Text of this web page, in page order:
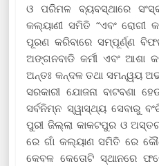
ଓ ପରିମଳ ବ୍ୟବସ୍ଥାରେ
କଲ୍ୟାଣୀ ସମିତି “ଏବଂ ରୋଗୀ
ପୂରଣ କରିବାରେ ସମ୍ପୂର୍ଣ୍ଣ
ଅଙ୍ଗନବାଡି କର୍ମୀ ଏବଂ ଆଶା
ଅନ୍ତଃ କନ୍ଦଳ ତଥା ସମନ୍ୱୟ
ସରକାରୀ ଯୋଜନା ବାଟବଣା
ସର୍ବନିମ୍ନ ସ୍ୱାସ୍ଥ୍ୟ ସେବାରୁ
ପୁରୀ ଜିଲ୍ଲା କାକଟପୁର ଓ
ରେ ଗାଁ କଲ୍ୟାଣ ସମିତି ରେ
କେବଳ କେତୋଟି ସ୍ଥାନରେ